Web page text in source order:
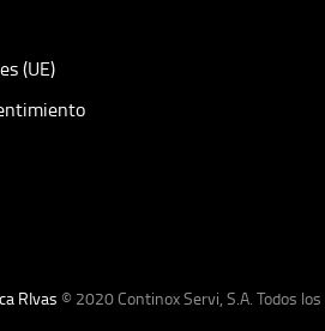
(UE)
RIvas © 2020 Continox Servi, S.A. Todos